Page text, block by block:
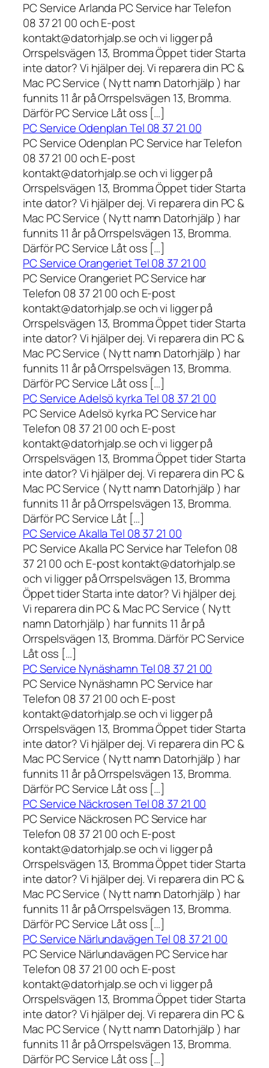
PC Service Arlanda PC Service har Telefon
08 37 21 00 och E-post
kontakt@datorhjalp.se och vi ligger på
Orrspelsvägen 13, Bromma Öppet tider Starta
inte dator? Vi hjälper dej. Vi reparera din PC &
Mac PC Service ( Nytt namn Datorhjälp ) har
funnits 11 år på Orrspelsvägen 13, Bromma.
Därför PC Service Låt oss […]
PC Service Odenplan Tel 08 37 21 00
PC Service Odenplan PC Service har Telefon
08 37 21 00 och E-post
kontakt@datorhjalp.se och vi ligger på
Orrspelsvägen 13, Bromma Öppet tider Starta
inte dator? Vi hjälper dej. Vi reparera din PC &
Mac PC Service ( Nytt namn Datorhjälp ) har
funnits 11 år på Orrspelsvägen 13, Bromma.
Därför PC Service Låt oss […]
PC Service Orangeriet Tel 08 37 21 00
PC Service Orangeriet PC Service har
Telefon 08 37 21 00 och E-post
kontakt@datorhjalp.se och vi ligger på
Orrspelsvägen 13, Bromma Öppet tider Starta
inte dator? Vi hjälper dej. Vi reparera din PC &
Mac PC Service ( Nytt namn Datorhjälp ) har
funnits 11 år på Orrspelsvägen 13, Bromma.
Därför PC Service Låt oss […]
PC Service Adelsö kyrka Tel 08 37 21 00
PC Service Adelsö kyrka PC Service har
Telefon 08 37 21 00 och E-post
kontakt@datorhjalp.se och vi ligger på
Orrspelsvägen 13, Bromma Öppet tider Starta
inte dator? Vi hjälper dej. Vi reparera din PC &
Mac PC Service ( Nytt namn Datorhjälp ) har
funnits 11 år på Orrspelsvägen 13, Bromma.
Därför PC Service Låt […]
PC Service Akalla Tel 08 37 21 00
PC Service Akalla PC Service har Telefon 08
37 21 00 och E-post kontakt@datorhjalp.se
och vi ligger på Orrspelsvägen 13, Bromma
Öppet tider Starta inte dator? Vi hjälper dej.
Vi reparera din PC & Mac PC Service ( Nytt
namn Datorhjälp ) har funnits 11 år på
Orrspelsvägen 13, Bromma. Därför PC Service
Låt oss […]
PC Service Nynäshamn Tel 08 37 21 00
PC Service Nynäshamn PC Service har
Telefon 08 37 21 00 och E-post
kontakt@datorhjalp.se och vi ligger på
Orrspelsvägen 13, Bromma Öppet tider Starta
inte dator? Vi hjälper dej. Vi reparera din PC &
Mac PC Service ( Nytt namn Datorhjälp ) har
funnits 11 år på Orrspelsvägen 13, Bromma.
Därför PC Service Låt oss […]
PC Service Näckrosen Tel 08 37 21 00
PC Service Näckrosen PC Service har
Telefon 08 37 21 00 och E-post
kontakt@datorhjalp.se och vi ligger på
Orrspelsvägen 13, Bromma Öppet tider Starta
inte dator? Vi hjälper dej. Vi reparera din PC &
Mac PC Service ( Nytt namn Datorhjälp ) har
funnits 11 år på Orrspelsvägen 13, Bromma.
Därför PC Service Låt oss […]
PC Service Närlundavägen Tel 08 37 21 00
PC Service Närlundavägen PC Service har
Telefon 08 37 21 00 och E-post
kontakt@datorhjalp.se och vi ligger på
Orrspelsvägen 13, Bromma Öppet tider Starta
inte dator? Vi hjälper dej. Vi reparera din PC &
Mac PC Service ( Nytt namn Datorhjälp ) har
funnits 11 år på Orrspelsvägen 13, Bromma.
Därför PC Service Låt oss […]